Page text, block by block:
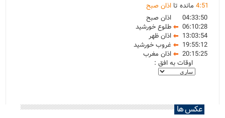
4:51 مانده تا اذان صبح
04:33:50
اذان صبح
06:10:28
طلوع خورشید
13:03:54
اذان ظهر
19:55:12
غروب خورشید
20:15:25
اذان مغرب
اوقات به افق :
عکس ها